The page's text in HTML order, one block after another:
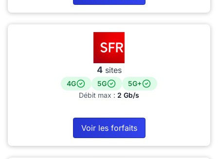
4sites
4G 5G
5G+
Débit max : 2 Gb/s
Voir les forfaits